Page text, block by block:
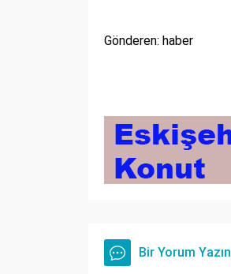
Gönderen: haber
Bir Yorum Yazın